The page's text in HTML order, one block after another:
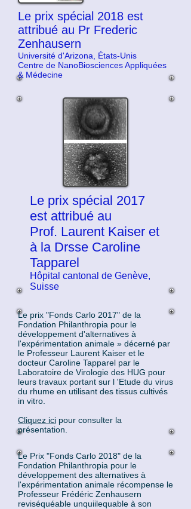
Le prix spécial 2018 est
attribué au Pr Frederic
Zenhausern
Université d'Arizona, États-Unis
Centre de NanoBiosciences Appliquées
& Médecine
Le prix spécial 2017
est attribué au
Prof. Laurent Kaiser et
à la Drsse Caroline
Tapparel
Hôpital cantonal de Genève,
Suisse
Le prix "Fonds Carlo 2017" de la
Fondation Philanthropia pour le
développement d'alternatives à
l'expérimentation animale » décerné par
le Professeur Laurent Kaiser et le
docteur Caroline Tapparel par le
Laboratoire de Virologie des HUG pour
leurs travaux portant sur l 'Etude du virus
du rhume en utilisant des tissus cultivés
in vitro.
Cliquez ici pour consulter la
présentation.
Le Prix "Fonds Carlo 2018" de la
Fondation Philanthropia pour le
développement des alternatives à
l'expérimentation animale récompense le
Professeur Frédéric Zenhausern
reviséquéable unquiilequable à son